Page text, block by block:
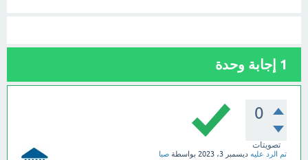
1 إجابة وحدة
0
تصويتات
تم الرد عليه ديسمبر 3، 2023 بواسطة صبا